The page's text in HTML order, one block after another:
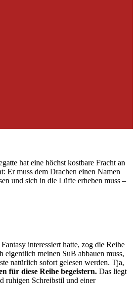
hat eine höchst kostbare Fracht an
Er muss dem Drachen einen Namen
und sich in die Lüfte erheben muss –
interessiert hatte, zog die Reihe
meinen SuB abbauen muss,
natürlich sofort gelesen werden. Tja,
für diese Reihe begeistern. Das liegt
ruhigen Schreibstil und einer